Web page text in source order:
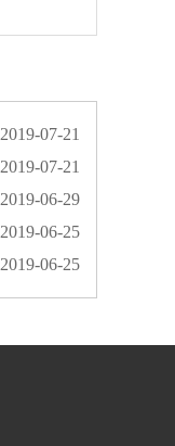
2019-07-21
2019-07-21
2019-06-29
2019-06-25
2019-06-25